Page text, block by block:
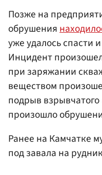
Позже на
обрушения
уже удалось спасти
Инцидент
при заряжании
веществом
подрыв
произошло
Ранее на Камчатке
под завала на